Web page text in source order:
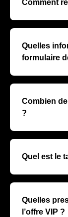
Comment
La
demandées
de votre
Quelles
formulaire
Nous vous
prestation
spécifique
Combien
?
Nous
préparation
Quel est le
Les tarifs
demande, un
personnalisé.
Quelles
l’offre VIP ?